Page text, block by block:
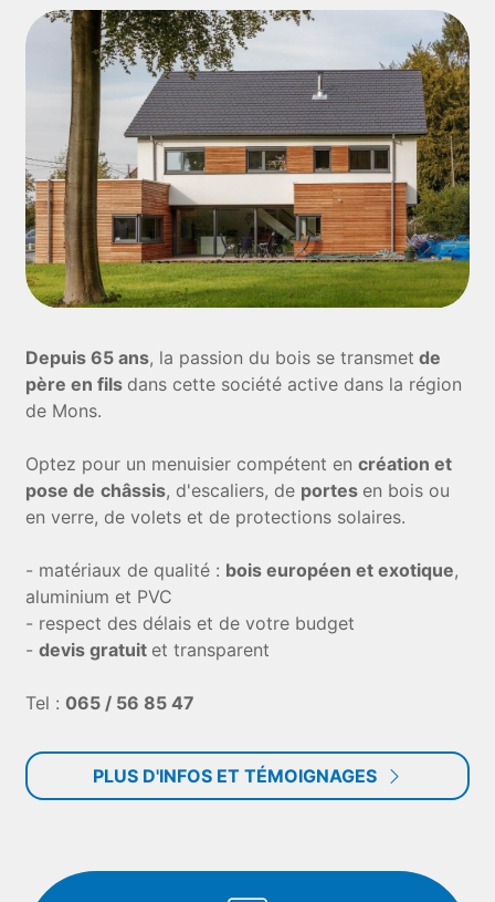
Depuis 65 ans, la passion du bois se transmet de
père en fils dans cette société active dans la région
de Mons.
Optez pour un menuisier compétent encréation et
pose de châssis, d'escaliers, de portes en bois ou
en verre, de volets et de protections solaires.
- matériaux de qualité : bois européen et exotique,
aluminium et PVC
- respect des délais et de votre budget
-devis gratuit et transparent
Tel : 065 / 56 85 47
PLUS D'INFOS ET TÉMOIGNAGES